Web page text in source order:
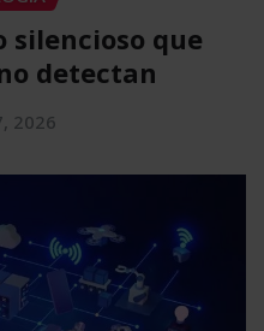
silencioso que
detectan
2026